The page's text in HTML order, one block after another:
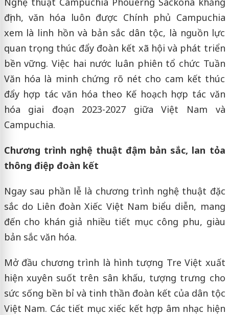
định, văn hóa luôn được Chính phủ Campuchia
xem là linh hồn và bản sắc dân tộc, là nguồn lực
quan trọng thúc đẩy đoàn kết xã hội và phát triển
bền vững. Việc hai nước luân phiên tổ chức Tuần
Văn hóa là minh chứng rõ nét cho cam kết thúc
đẩy hợp tác văn hóa theo Kế hoạch hợp tác văn
hóa giai đoạn 2023-2027 giữa Việt Nam và
Campuchia.
Chương trình nghệ thuật đậm bản sắc, lan tỏa
thông điệp đoàn kết
Ngay sau phần lễ là chương trình nghệ thuật đặc
sắc do Liên đoàn Xiếc Việt Nam biểu diễn, mang
đến cho khán giả nhiều tiết mục công phu, giàu
bản sắc văn hóa.
Mở đầu chương trình là hình tượng Tre Việt xuất
hiện xuyên suốt trên sân khấu, tượng trưng cho
sức sống bền bỉ và tinh thần đoàn kết của dân tộc
Việt Nam. Các tiết mục xiếc kết hợp âm nhạc hiện